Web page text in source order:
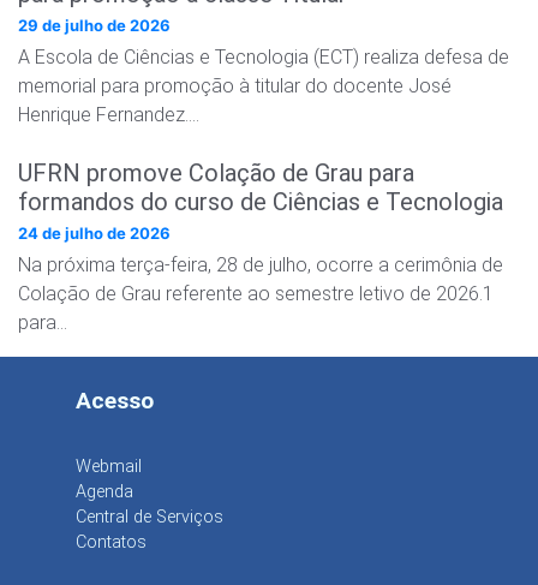
29 de julho de 2026
A Escola de Ciências e Tecnologia (ECT) realiza defesa de
memorial para promoção à titular do docente José
Henrique Fernandez….
UFRN promove Colação de Grau para
formandos do curso de Ciências e Tecnologia
24 de julho de 2026
Na próxima terça-feira, 28 de julho, ocorre a cerimônia de
Colação de Grau referente ao semestre letivo de 2026.1
para…
Acesso
Webmail
Agenda
Central de Serviços
Contatos